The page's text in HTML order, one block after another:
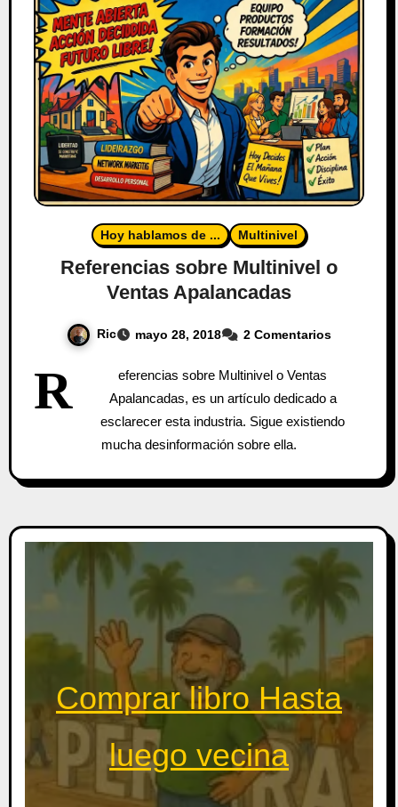
Hoy hablamos de ... Multinivel
Referencias sobre Multinivel o
Ventas Apalancadas
Ric mayo 28, 2018 2 Comentarios
R
eferencias sobre Multinivel o Ventas
Apalancadas, es un artículo dedicado a
esclarecer esta industria. Sigue existiendo
mucha desinformación sobre ella.
Comprar libro Hasta
luego vecina